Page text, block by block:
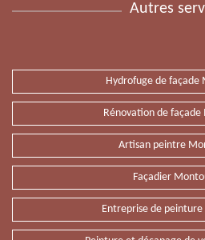
Autres
Hydrofuge de façade
Rénovation de
Artisan peintre
Façadier
Entreprise de